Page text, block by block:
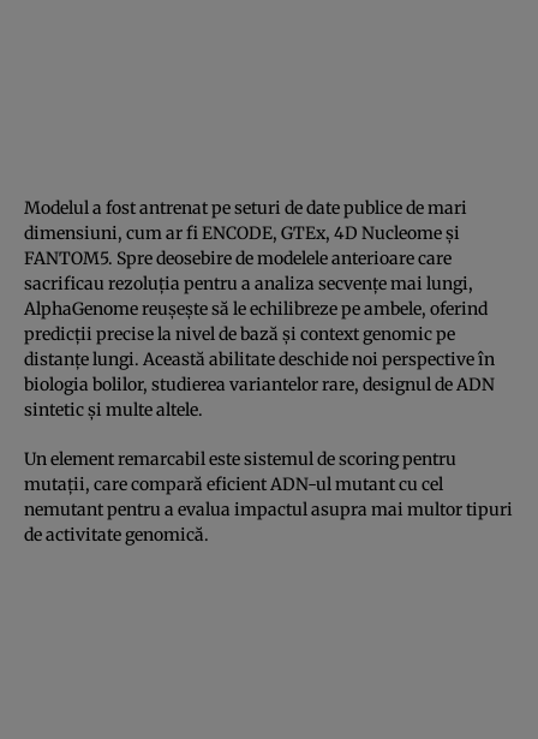
Modelul a fost antrenat pe seturi de date publice de mari
dimensiuni, cum ar fi ENCODE, GTEx, 4D Nucleome și
FANTOM5. Spre deosebire de modelele anterioare care
sacrificau rezoluția pentru a analiza secvențe mai lungi,
AlphaGenome reușește să le echilibreze pe ambele, oferind
predicții precise la nivel de bază și context genomic pe
distanțe lungi. Această abilitate deschide noi perspective în
biologia bolilor, studierea variantelor rare, designul de ADN
sintetic și multe altele.
Un element remarcabil este sistemul de scoring pentru
mutații, care compară eficient ADN-ul mutant cu cel
nemutant pentru a evalua impactul asupra mai multor tipuri
de activitate genomică.